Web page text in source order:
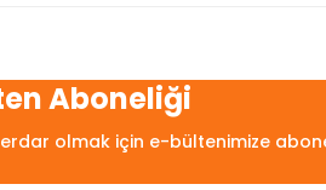
ilk yorumu siz yapın!
Aboneliği
olmak için e-bültenimize